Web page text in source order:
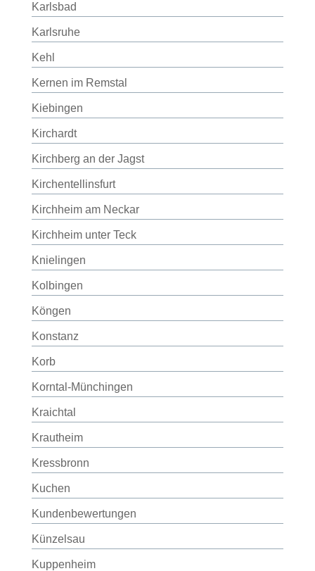
Karlsbad
Karlsruhe
Kehl
Kernen im Remstal
Kiebingen
Kirchardt
Kirchberg an der Jagst
Kirchentellinsfurt
Kirchheim am Neckar
Kirchheim unter Teck
Knielingen
Kolbingen
Köngen
Konstanz
Korb
Korntal-Münchingen
Kraichtal
Krautheim
Kressbronn
Kuchen
Kundenbewertungen
Künzelsau
Kuppenheim